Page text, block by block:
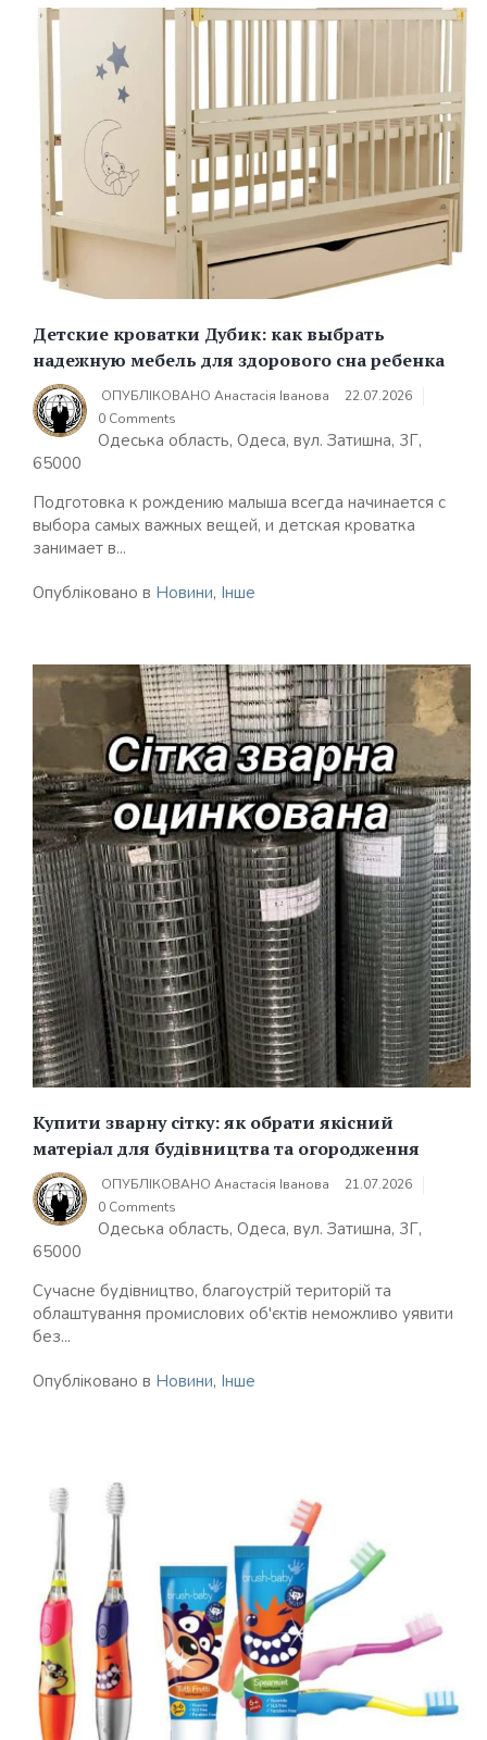
Детские кроватки Дубик: как выбрать
надежную мебель для здорового сна ребенка
ОПУБЛІКОВАНО Анастасія Іванова
22.07.2026
0 Comments
Одеська область, Одеса, вул. Затишна, 3Г,
65000
Подготовка к рождению малыша всегда начинается с
выбора самых важных вещей, и детская кроватка
занимает в...
Опубліковано в Новини, Інше
Купити зварну сітку: як обрати якісний
матеріал для будівництва та огородження
ОПУБЛІКОВАНО Анастасія Іванова
21.07.2026
0 Comments
Одеська область, Одеса, вул. Затишна, 3Г,
65000
Сучасне будівництво, благоустрій територій та
облаштування промислових об'єктів неможливо уявити
без...
Опубліковано в Новини, Інше